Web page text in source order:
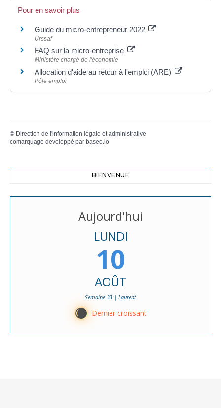
Pour en savoir plus
Guide du micro-entrepreneur 2022
Urssaf
FAQ sur la micro-entreprise
Ministère chargé de l'économie
Allocation d'aide au retour à l'emploi (ARE)
Pôle emploi
© Direction de l'information légale et administrative
comarquage developpé par baseo.io
BIENVENUE
Aujourd'hui
LUNDI
10
AOÛT
Semaine 33 | Laurent
X Dernier croissant